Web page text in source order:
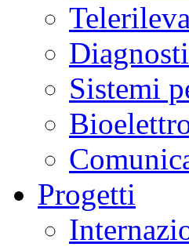
Sistemi
Progetti